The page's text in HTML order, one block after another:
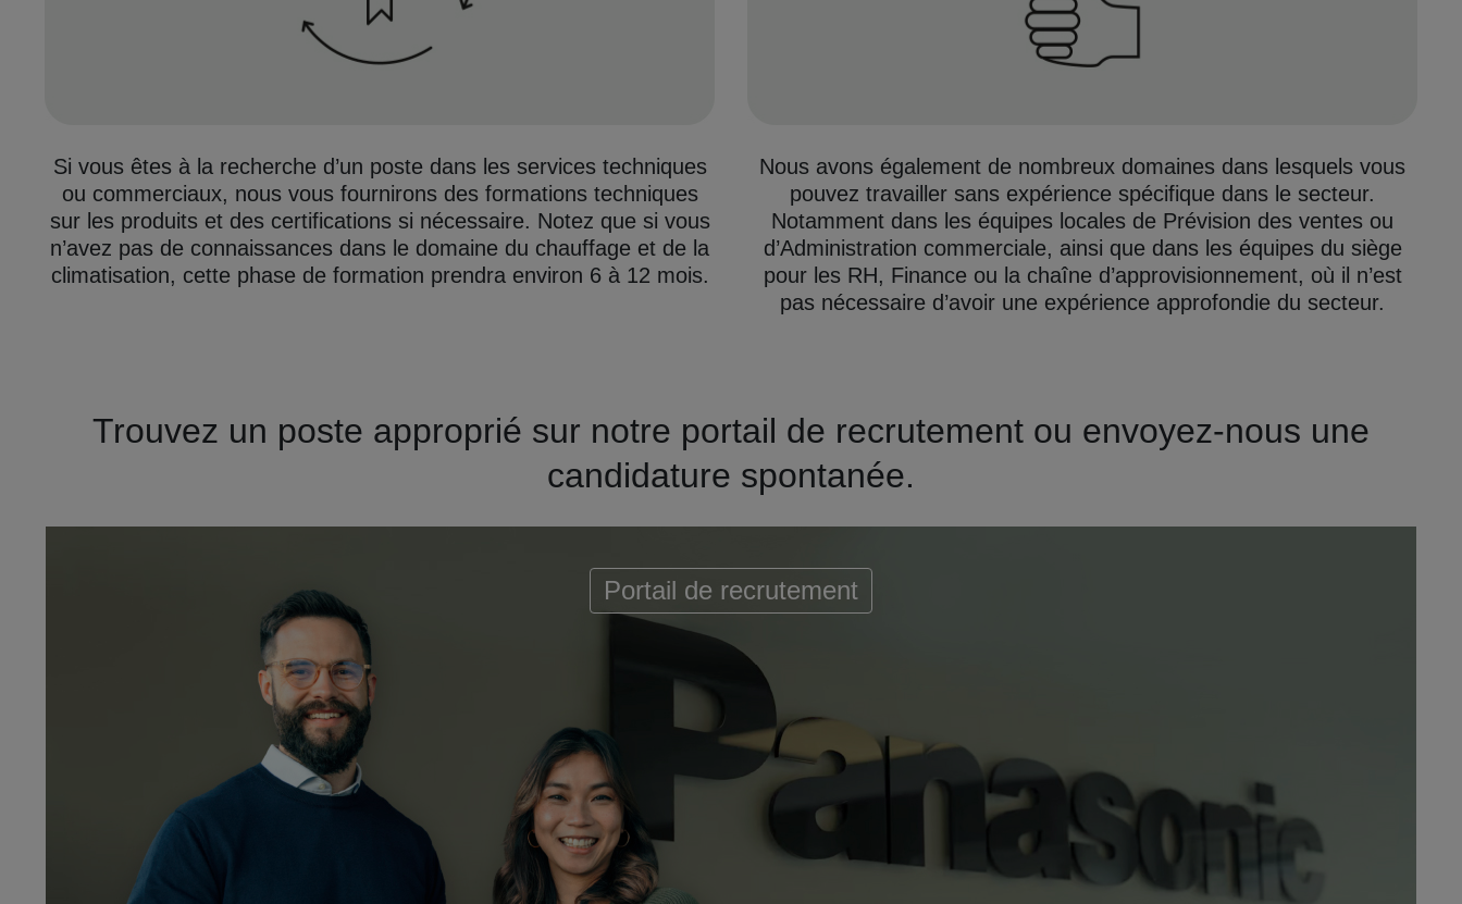
Si vous êtes à la recherche d’un poste dans les services techniques
ou commerciaux, nous vous fournirons des formations techniques
sur les produits et des certifications si nécessaire. Notez que si vous
n’avez pas de connaissances dans le domaine du chauffage et de la
climatisation, cette phase de formation prendra environ 6 à 12 mois.
Nous avons également de nombreux domaines dans lesquels vous
pouvez travailler sans expérience spécifique dans le secteur.
Notamment dans les équipes locales de Prévision des ventes ou
d’Administration commerciale, ainsi que dans les équipes du siège
pour les RH, Finance ou la chaîne d’approvisionnement, où il n’est
pas nécessaire d’avoir une expérience approfondie du secteur.
Trouvez un poste approprié sur notre portail de recrutement ou envoyez-nous une
candidature spontanée.
Portail de recrutement